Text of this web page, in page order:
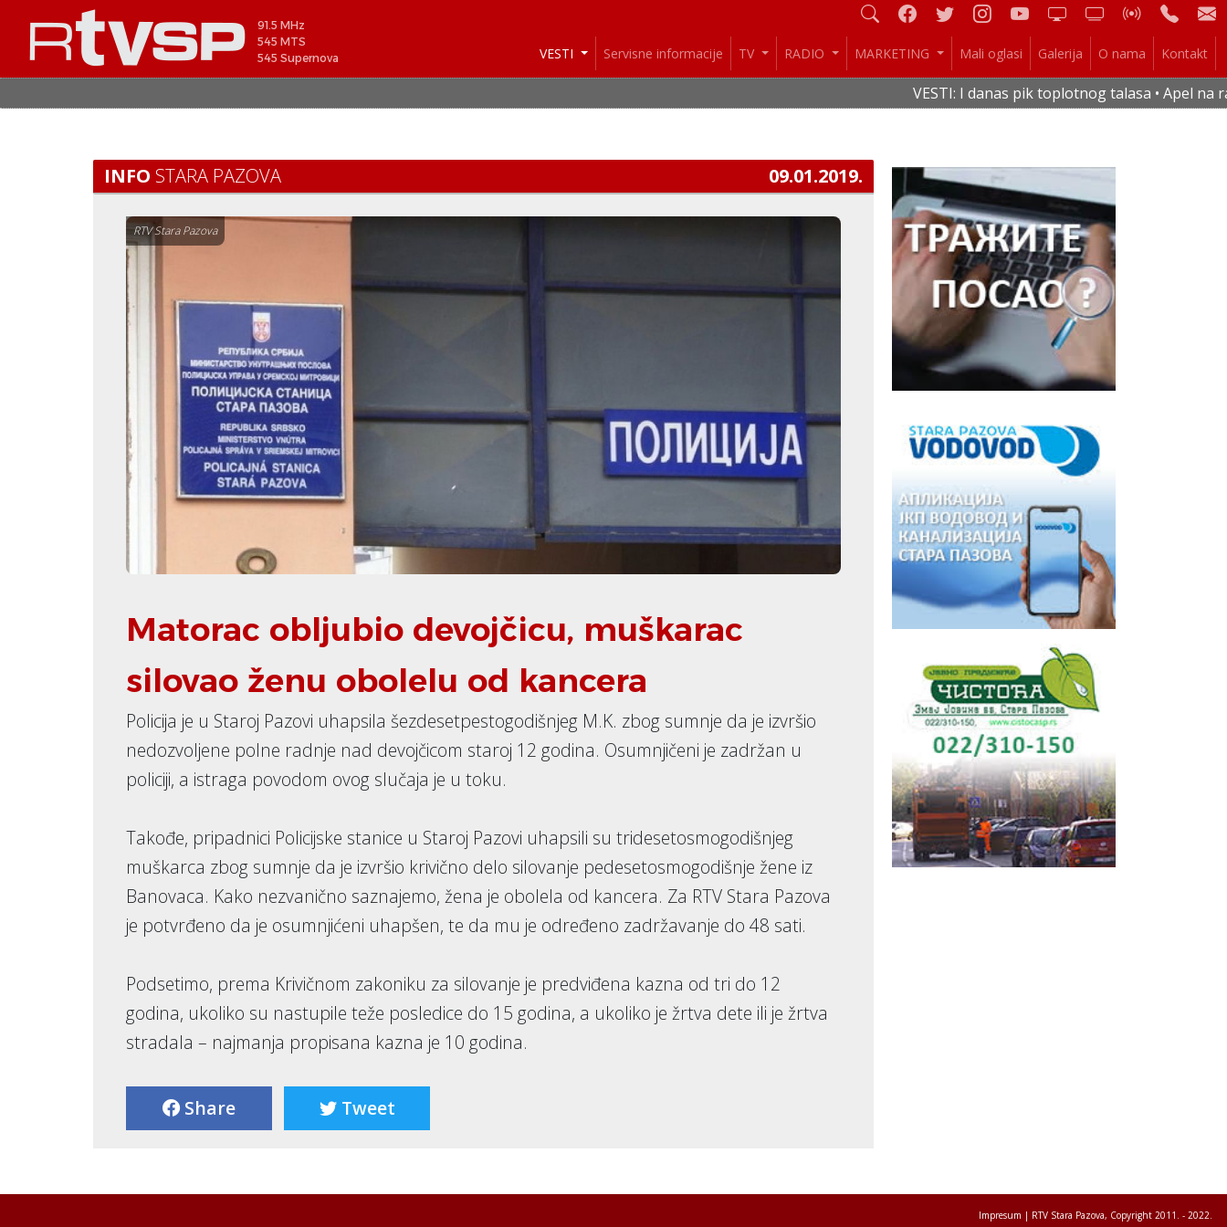
91.5 MHz
545 MTS
545 Supernova
VESTI Servisne informacije TV RADIO MARKETING Mali oglasi Galerija O nama Kontakt
VESTI: I danas pik toplotnog talasa • Apel na
INFO STARA PAZOVA 09.01.2019.
RTV Stara Pazova
Matorac obljubio devojčicu, muškarac
silovao ženu obolelu od kancera
Policija je u Staroj Pazovi uhapsila šezdesetpestogodišnjeg M.K. zbog sumnje da je izvršio
nedozvoljene polne radnje nad devojčicom staroj 12 godina. Osumnjičeni je zadržan u
policiji, a istraga povodom ovog slučaja je u toku.
Takođe, pripadnici Policijske stanice u Staroj Pazovi uhapsili su tridesetosmogodišnjeg
muškarca zbog sumnje da je izvršio krivično delo silovanje pedesetosmogodišnje žene iz
Banovaca. Kako nezvanično saznajemo, žena je obolela od kancera. Za RTV Stara Pazova
je potvrđeno da je osumnjićeni uhapšen, te da mu je određeno zadržavanje do 48 sati.
Podsetimo, prema Krivičnom zakoniku za silovanje je predviđena kazna od tri do 12
godina, ukoliko su nastupile teže posledice do 15 godina, a ukoliko je žrtva dete ili je žrtva
stradala – najmanja propisana kazna je 10 godina.
Share Tweet
Impresum | RTV Stara Pazova, Copyright 2011. - 2022.